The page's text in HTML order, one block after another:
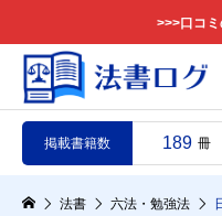
>>>口コ
掲載書籍数 189 冊
法書 六法・勉強法